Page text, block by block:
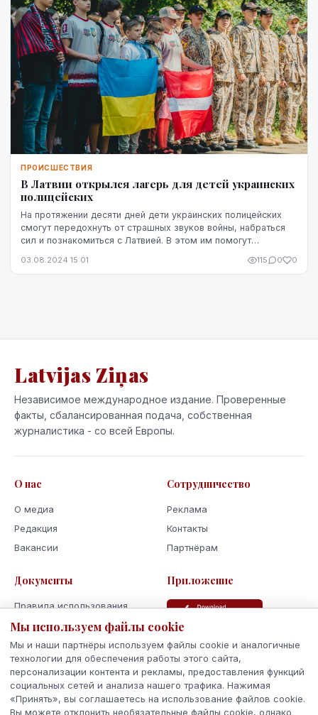
ПРОИСШЕСТВИЯ
В Латвии открылся лагерь для детей украинских
полицейских
На протяжении десяти дней дети украинских полицейских
смогут передохнуть от страшных звуков войны, набраться
сил и познакомитьcя с Латвией. В этом им помогут
03.08.2024 15:01 115 0 0
Latvijas Ziņas
Независимое международное издание. Проверенные
факты, сбалансированная подача, собственная
журналистика - со всей Европы.
О нас
О медиа
Редакция
Вакансии
Сотрудничество
Реклама
Контакты
Партнёрам
Документы
Правила использования
Политика
Использование cookie
Кодекс поведения и этики
Приложение
Мы используем файлы cookie
Мы и наши партнёры используем файлы cookie и аналогичные
технологии для обеспечения работы этого сайта,
персонализации контента и рекламы, предоставления функций
социальных сетей и анализа нашего трафика. Нажимая
«Принять», вы соглашаетесь на использование файлов cookie.
Вы можете отклонить необязательные файлы cookie, однако